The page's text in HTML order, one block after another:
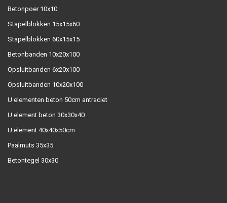
Betonpoer 10x10
Stapelblokken 15x15x60
Stapelblokken 60x15x15
Betonbanden 10x20x100
Opsluitbanden 6x20x100
Opsluitbanden 10x20x100
U elementen beton 50cm antraciet
U element beton 30x30x40
U element 40x40x50cm
Paalmuts 35x35
Betontegel 30x30